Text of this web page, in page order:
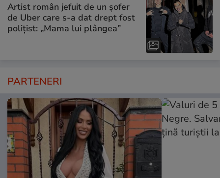
Artist român jefuit de un șofer
de Uber care s-a dat drept fost
polițist: „Mama lui plângea”
PARTENERI